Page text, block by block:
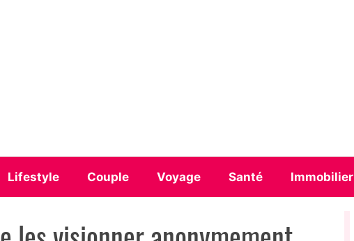
Lifestyle Couple Voyage Santé Immobilier